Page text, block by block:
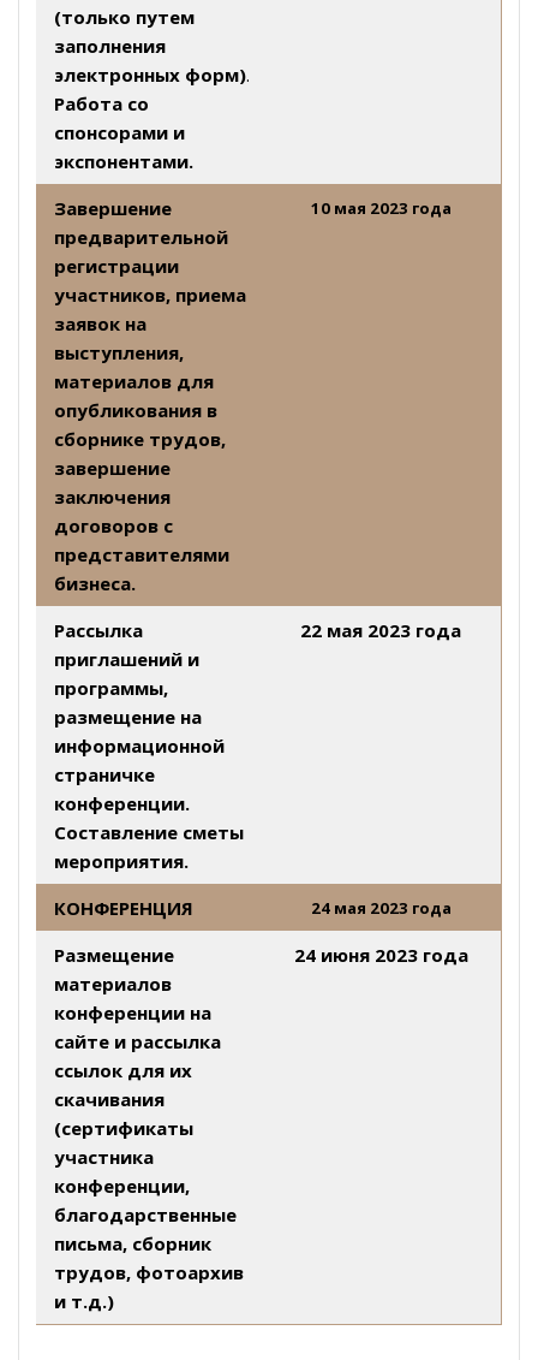
(только путем
заполнения
электронных форм).
Работа со
спонсорами и
экспонентами.
Завершение
предварительной
регистрации
участников, приема
заявок на
выступления,
материалов для
опубликования в
сборнике трудов,
завершение
заключения
договоров с
представителями
бизнеса.
10 мая 2023 года
Рассылка
приглашений и
программы,
размещение на
информационной
страничке
конференции.
Составление сметы
мероприятия.
22 мая 2023 года
КОНФЕРЕНЦИЯ 24 мая 2023 года
Размещение
материалов
конференции на
сайте и рассылка
ссылок для их
скачивания
(сертификаты
участника
конференции,
благодарственные
письма, сборник
трудов, фотоархив
и т.д.)
24 июня 2023 года